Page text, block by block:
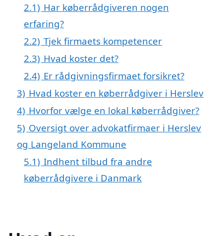
2.1) Har køberrådgiveren nogen
erfaring?
2.2) Tjek firmaets kompetencer
2.3) Hvad koster det?
2.4) Er rådgivningsfirmaet forsikret?
3) Hvad koster en køberrådgiver i Herslev
4) Hvorfor vælge en lokal køberrådgiver?
5) Oversigt over advokatfirmaer i Herslev
og Langeland Kommune
5.1) Indhent tilbud fra andre
køberrådgivere i Danmark